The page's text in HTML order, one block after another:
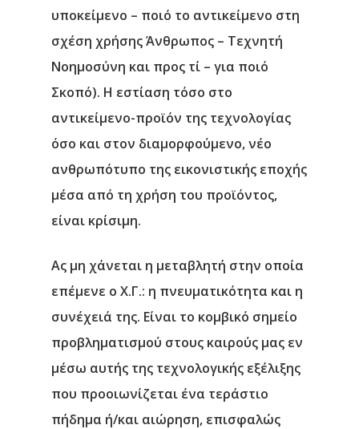
υποκείμενο – ποιό το αντικείμενο στη
σχέση χρήσης Άνθρωπος – Τεχνητή
Νοημοσύνη και προς τί – για ποιό
Σκοπό). Η εστίαση τόσο στο
αντικείμενο-προϊόν της τεχνολογίας
όσο και στον διαμορφούμενο, νέο
ανθρωπότυπο της εικονιστικής εποχής
μέσα από τη χρήση του προϊόντος,
είναι κρίσιμη.
Ας μη χάνεται η μεταβλητή στην οποία
επέμενε ο Χ.Γ.: η πνευματικότητα και η
συνέχειά της. Είναι το κομβικό σημείο
προβληματισμού στους καιρούς μας εν
μέσω αυτής της τεχνολογικής εξέλιξης
που προοιωνίζεται ένα τεράστιο
πήδημα ή/και αιώρηση, επισφαλώς
Νέα
Επικοινωνία